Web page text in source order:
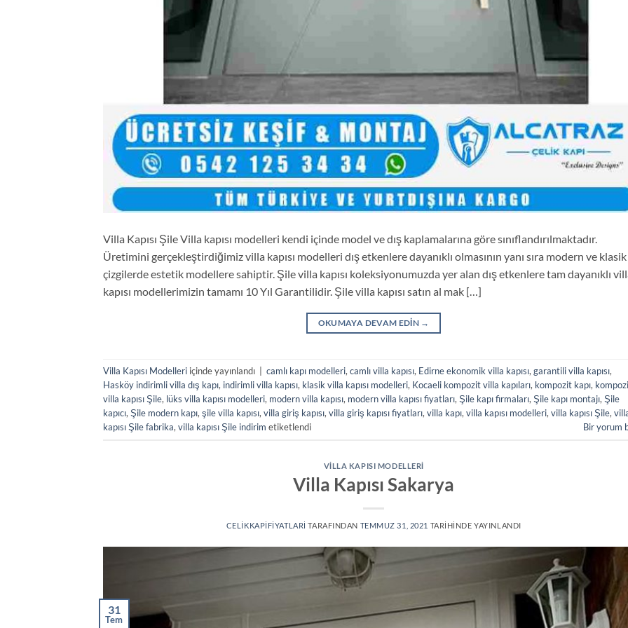
Villa Kapısı Şile Villa kapısı modelleri kendi içinde model ve dış kaplamalarına göre sınıflandırılmaktadır.
Üretimini gerçekleştirdiğimiz villa kapısı modelleri dış etkenlere dayanıklı olmasının yanı sıra modern ve klasik
çizgilerde estetik modellere sahiptir. Şile villa kapısı koleksiyonumuzda yer alan dış etkenlere tam dayanıklı
kapısı modellerimizin tamamı 10 Yıl Garantilidir. Şile villa kapısı satın al mak […]
OKUMAYA DEVAM EDIN →
Villa Kapısı Modelleri içinde yayınlandı camlı kapı modelleri, camlı villa kapısı, Edirne ekonomik villa kapısı, garantili villa kapısı,
Hasköy indirimli villa dış kapı, indirimli villa kapısı, klasik villa kapısı modelleri, Kocaeli kompozit villa kapıları, kompozit kapı,
villa kapısı Şile, lüks villa kapısı modelleri, modern villa kapısı, modern villa kapısı fiyatları, Şile kapı firmaları, Şile kapı montajı, Şile
kapıcı, Şile modern kapı, şile villa kapısı, villa giriş kapısı, villa giriş kapısı fiyatları, villa kapı, villa kapısı modelleri, villa kapısı Şile,
kapısı Şile fabrika, villa kapısı Şile indirim etiketlendi Bir yorum
VILLA KAPISI MODELLERI
Villa Kapısı Sakarya
CELIKKAPIFIYATLARI TARAFINDAN TEMMUZ 31, 2021 TARIHINDE YAYINLANDI
31
Tem